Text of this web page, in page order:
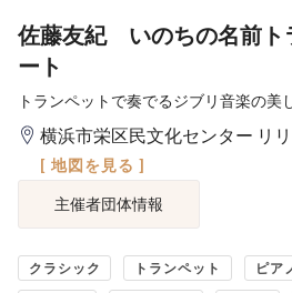
佐藤友紀 いのちの名前ト
ート
トランペットで奏でるジブリ音楽の美
横浜市栄区民文化センター リ
[ 地図を見る ]
主催者団体情報
クラシック トランペット ピア